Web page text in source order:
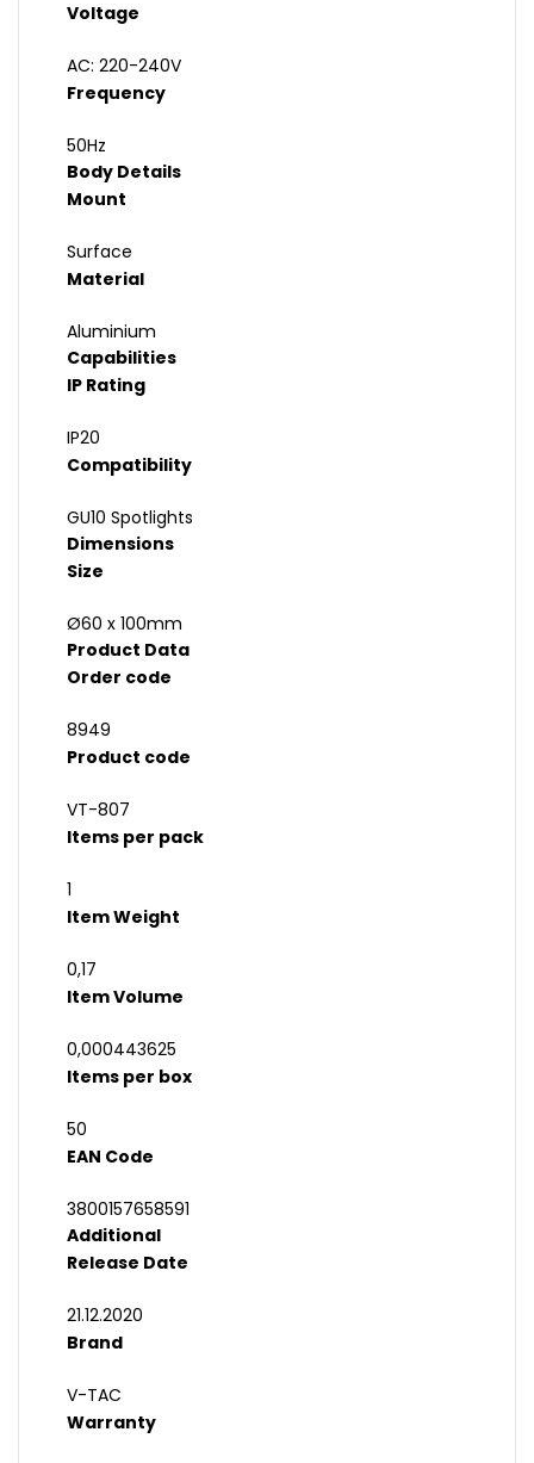
Voltage
AC: 220-240V
Frequency
50Hz
Body Details
Mount
Surface
Material
Aluminium
Capabilities
IP Rating
IP20
Compatibility
GU10 Spotlights
Dimensions
Size
Ø60 x 100mm
Product Data
Order code
8949
Product code
VT-807
Items per pack
1
Item Weight
0,17
Item Volume
0,000443625
Items per box
50
EAN Code
3800157658591
Additional
Release Date
21.12.2020
Brand
V-TAC
Warranty